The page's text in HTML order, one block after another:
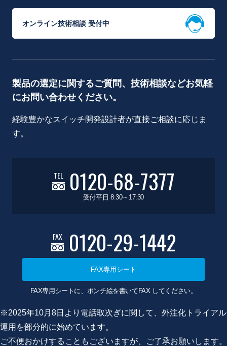
オンライン技術相談 受付中
製品の選定に関するご質問、技術相談などお気軽
にお問い合わせください。
経験豊かなスイッチ開発設計者が直接ご相談に応じま
す。
TEL 0120-68-7377
受付平日 8:30～17:30
FAX 0120-29-1442
FAX専用シート
FAX専用シートに、ポンチ絵を書いてFAX してください。
※2025年10月8日より電話取次ぎに関して、外注化トライアル
運用を部分的に始めています。
ご不便おかけすることもございますが、ご了承お願いします。